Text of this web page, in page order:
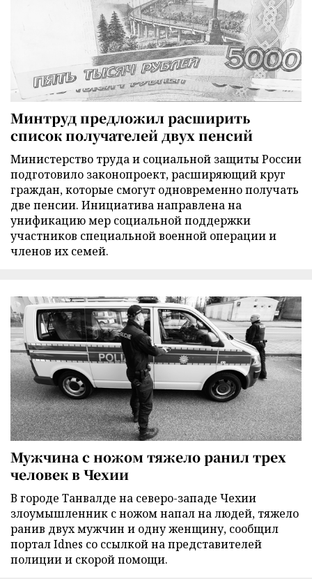
Минтруд предложил расширить
список получателей двух пенсий
Министерство труда и социальной защиты России
подготовило законопроект, расширяющий круг
граждан, которые смогут одновременно получать
две пенсии. Инициатива направлена на
унификацию мер социальной поддержки
участников специальной военной операции и
членов их семей.
Мужчина с ножом тяжело ранил трех
человек в Чехии
В городе Танвалде на северо-западе Чехии
злоумышленник с ножом напал на людей, тяжело
ранив двух мужчин и одну женщину, сообщил
портал Idnes со ссылкой на представителей
полиции и скорой помощи.